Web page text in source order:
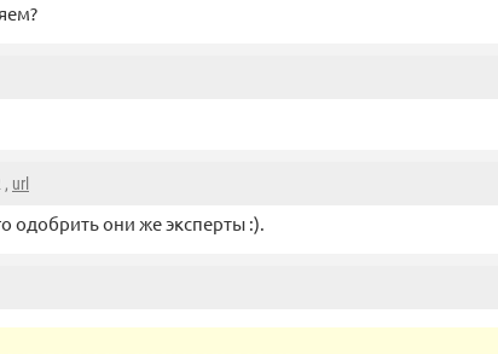
, url
одобрить они же эксперты :).